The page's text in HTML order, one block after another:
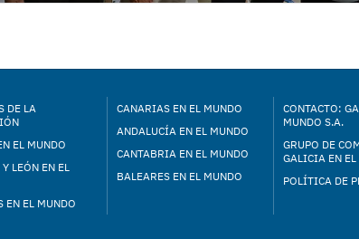
DE LA
EL MUNDO
LEÓN EN EL
EN EL MUNDO
CANARIAS EN EL MUNDO
ANDALUCÍA EN EL MUNDO
CANTABRIA EN EL MUNDO
BALEARES EN EL MUNDO
CONTACTO:
MUNDO S.A.
GRUPO DE
GALICIA EN
POLÍTICA DE